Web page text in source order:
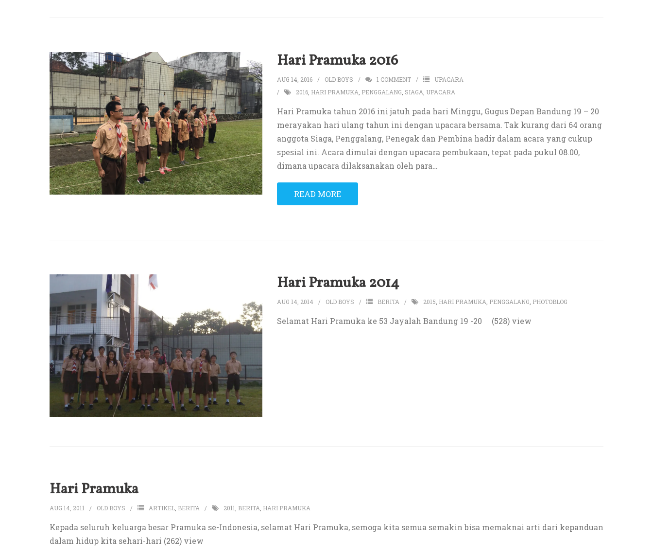
Hari Pramuka 2016
AUG 14, 2016 OLD BOYS 1 COMMENT
UPACARA
2016, HARI PRAMUKA, PENGGALANG, SIAGA, UPACARA
Hari Pramuka tahun 2016 ini jatuh pada hari Minggu, Gugus Depan Bandung 19 – 20
merayakan hari ulang tahun ini dengan upacara bersama. Tak kurang dari 64 orang
anggota Siaga, Penggalang, Penegak dan Pembina hadir dalam acara yang cukup
spesial ini. Acara dimulai dengan upacara pembukaan, tepat pada pukul 08.00,
dimana upacara dilaksanakan oleh para…
READ MORE
Hari Pramuka 2014
AUG 14, 2014 OLD BOYS BERITA 2015, HARI PRAMUKA, PENGGALANG, PHOTOBLOG
Selamat Hari Pramuka ke 53 Jayalah Bandung 19 -20 (528) view
Hari Pramuka
AUG 14, 2011 OLD BOYS ARTIKEL BERITA 2011 BERITA HARI PRAMUKA
Kepada seluruh keluarga besar Pramuka se-Indonesia, selamat Hari Pramuka, semoga kita semua semakin bisa memaknai arti dari kepanduan
dalam hidup kita sehari-hari (262) view